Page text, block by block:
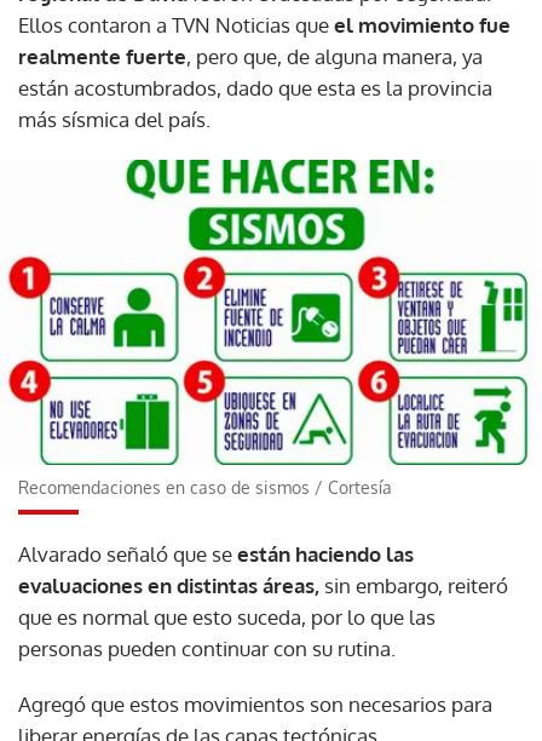
Ellos contaron a TVN Noticias queel movimiento fue
realmente fuerte, pero que, de alguna manera, ya
están acostumbrados, dado que esta es la provincia
más sísmica del país.
Recomendaciones en caso de sismos / Cortesía
Alvarado señaló que seestán haciendo las
evaluaciones en distintas áreas, sin embargo, reiteró
que es normal que esto suceda, por lo que las
personas pueden continuar con su rutina.
Agregó que estos movimientos son necesarios para